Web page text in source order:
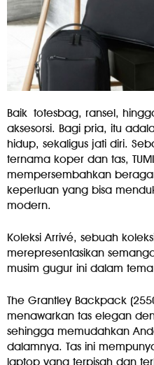
Baik totesbag, ransel,
aksesorsi. Bagi pria, itu
hidup, sekaligus jati diri.
ternama koper dan tas,
mempersembahkan
keperluan yang bisa
modern.
Koleksi Arrivé, sebuah
merepresentasikan
musim gugur ini dalam
The Grantley Backpack
menawarkan tas elegan
sehingga memudahkan
dalamnya. Tas ini
laptop yang terpisah dan